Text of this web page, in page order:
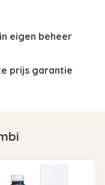
eigen beheer
prijs garantie